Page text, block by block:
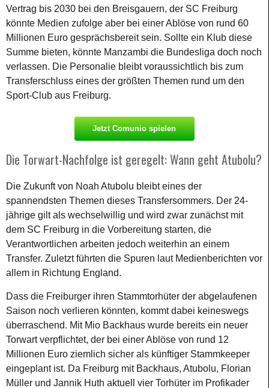
Vertrag bis 2030 bei den Breisgauern, der SC Freiburg
könnte Medien zufolge aber bei einer Ablöse von rund 60
Millionen Euro gesprächsbereit sein. Sollte ein Klub diese
Summe bieten, könnte Manzambi die Bundesliga doch noch
verlassen. Die Personalie bleibt voraussichtlich bis zum
Transferschluss eines der größten Themen rund um den
Sport-Club aus Freiburg.
Jetzt Comunio spielen
Die Torwart-Nachfolge ist geregelt: Wann geht Atubolu?
Die Zukunft von Noah Atubolu bleibt eines der
spannendsten Themen dieses Transfersommers. Der 24-
jährige gilt als wechselwillig und wird zwar zunächst mit
dem SC Freiburg in die Vorbereitung starten, die
Verantwortlichen arbeiten jedoch weiterhin an einem
Transfer. Zuletzt führten die Spuren laut Medienberichten vor
allem in Richtung England.
Dass die Freiburger ihren Stammtorhüter der abgelaufenen
Saison noch verlieren könnten, kommt dabei keineswegs
überraschend. Mit Mio Backhaus wurde bereits ein neuer
Torwart verpflichtet, der bei einer Ablöse von rund 12
Millionen Euro ziemlich sicher als künftiger Stammkeeper
eingeplant ist. Da Freiburg mit Backhaus, Atubolu, Florian
Müller und Jannik Huth aktuell vier Torhüter im Profikader